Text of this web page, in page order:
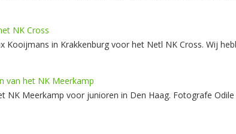
NK Cross
Kooijmans in Krakkenburg voor het Netl NK Cross. Wij
van het NK Meerkamp
NK Meerkamp voor junioren in Den Haag. Fotografe